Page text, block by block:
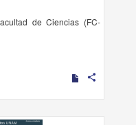
de Ciencias (FC-
share